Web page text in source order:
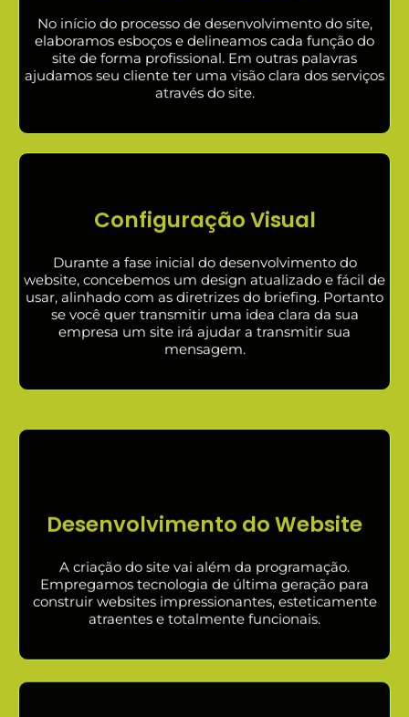
No início do processo de desenvolvimento do site,
elaboramos esboços e delineamos cada função do
site de forma profissional. Em outras palavras
ajudamos seu cliente ter uma visão clara dos serviços
através do site.
Configuração Visual
Durante a fase inicial do desenvolvimento do
website, concebemos um design atualizado e fácil de
usar, alinhado com as diretrizes do briefing. Portanto
se você quer transmitir uma idea clara da sua
empresa um site irá ajudar a transmitir sua
mensagem.
Desenvolvimento do Website
A criação do site vai além da programação.
Empregamos tecnologia de última geração para
construir websites impressionantes, esteticamente
atraentes e totalmente funcionais.